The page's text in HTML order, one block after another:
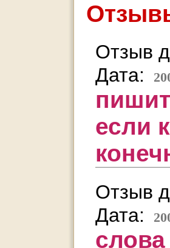
Отзыв
Дата:
если
Отзыв
Дата: